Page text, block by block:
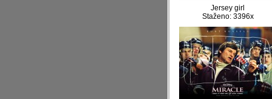
Jersey girl
Staženo: 3396x